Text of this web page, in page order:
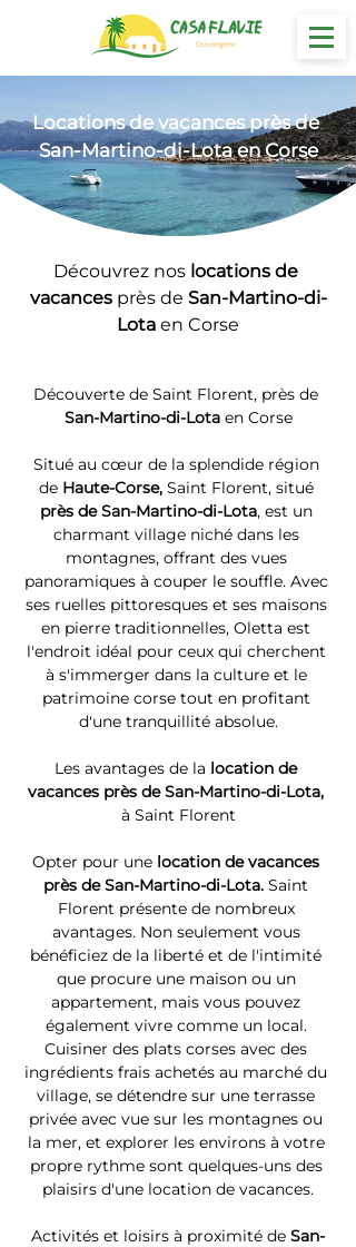
Locations de vacances près de
San-Martino-di-Lota en Corse
Découvrez nos locations de
vacances près de San-Martino-di-
Lota en Corse
Découverte de Saint Florent, près de
San-Martino-di-Lota en Corse
Situé au cœur de la splendide région
de Haute-Corse, Saint Florent, situé
près de San-Martino-di-Lota, est un
charmant village niché dans les
montagnes, offrant des vues
panoramiques à couper le souffle. Avec
ses ruelles pittoresques et ses maisons
en pierre traditionnelles, Oletta est
l'endroit idéal pour ceux qui cherchent
à s'immerger dans la culture et le
patrimoine corse tout en profitant
d'une tranquillité absolue.
Les avantages de la location de
vacances près de San-Martino-di-Lota,
à Saint Florent
Opter pour une location de vacances
près de San-Martino-di-Lota. Saint
Florent présente de nombreux
avantages. Non seulement vous
bénéficiez de la liberté et de l'intimité
que procure une maison ou un
appartement, mais vous pouvez
également vivre comme un local.
Cuisiner des plats corses avec des
ingrédients frais achetés au marché du
village, se détendre sur une terrasse
privée avec vue sur les montagnes ou
la mer, et explorer les environs à votre
propre rythme sont quelques-uns des
plaisirs d'une location de vacances.
Activités et loisirs à proximité de San-